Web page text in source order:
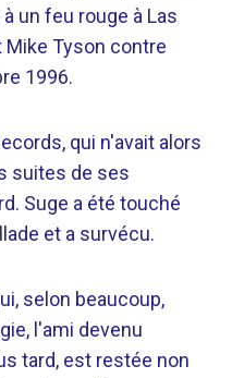
un feu rouge à Las
Mike Tyson contre
1996.
qui n'avait alors
suites de ses
Suge a été touché
et a survécu.
selon beaucoup,
l'ami devenu
tard, est restée non